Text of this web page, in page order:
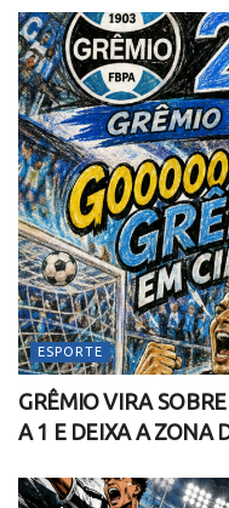
ESPORTE
GRÊMIO VIRA
A 1 E DEIXA A ZONA